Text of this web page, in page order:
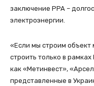
заключение PPA –
электроэнергии.
«Если мы строим
строить только в
как «Метинвест»,
представленные в